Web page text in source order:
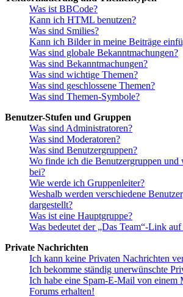
Was ist BBCode?
Kann ich HTML benutzen?
Was sind Smilies?
Kann ich Bilder in meine Beiträge
Was sind globale Bekanntmachungen?
Was sind Bekanntmachungen?
Was sind wichtige Themen?
Was sind geschlossene Themen?
Was sind Themen-Symbole?
Benutzer-Stufen und Gruppen
Was sind Administratoren?
Was sind Moderatoren?
Was sind Benutzergruppen?
Wo finde ich die Benutzergruppen und
bei?
Wie werde ich Gruppenleiter?
Weshalb werden verschiedene
dargestellt?
Was ist eine Hauptgruppe?
Was bedeutet der „Das Team“-Link auf
Private Nachrichten
Ich kann keine Privaten Nachrichten
Ich bekomme ständig unerwünschte
Ich habe eine Spam-E-Mail von einem
Forums erhalten!